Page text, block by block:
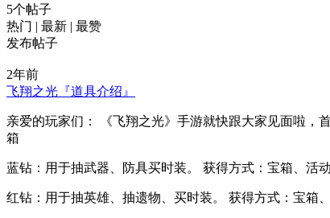
5个帖子
热门 | 最新 | 最赞
发布帖子
2年前
飞翔之光『道具介绍』
亲爱的玩家们： 《飞翔之光》手游就快跟大家见面啦，
箱
蓝钻：用于抽武器、防具买时装。 获得方式：宝箱、活动
红钻：用于抽英雄、抽遗物、买时装。 获得方式：宝箱